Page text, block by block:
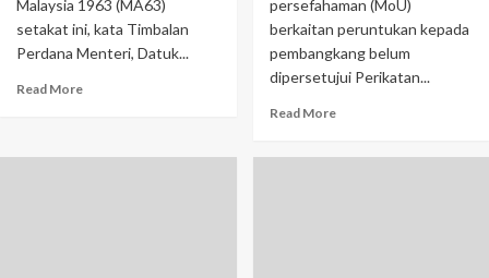
Malaysia 1963 (MA63)
setakat ini, kata Timbalan
Perdana Menteri, Datuk...
Read More
persefahaman (MoU)
berkaitan peruntukan kepada
pembangkang belum
dipersetujui Perikatan...
Read More